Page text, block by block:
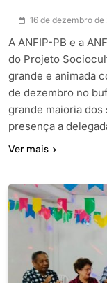
16 de dezembro de
A ANFIP-PB e a
do Projeto
grande e animada
de dezembro no
grande maioria
presença a
Ver mais